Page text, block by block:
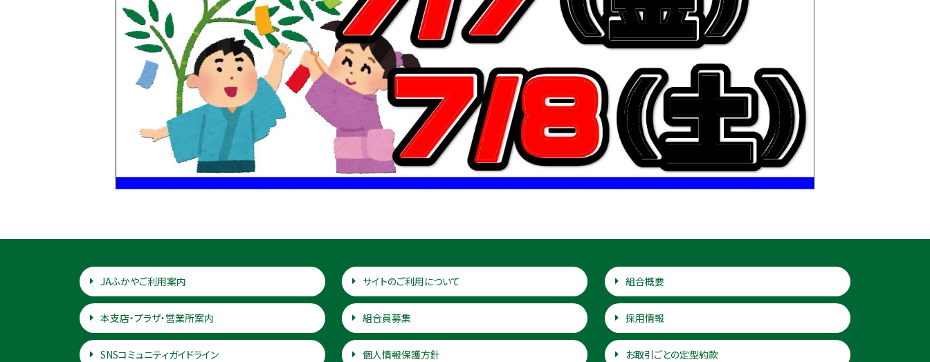
JAふかやご利用案内 サイトのご利用について 組合概要
本支店・プラザ・営業所案内 組合員募集 採用情報
SNSコミュニティガイドライン 個人情報保護方針 お取引ごとの定型約款